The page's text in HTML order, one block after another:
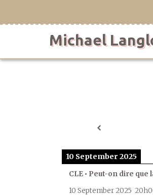
Michael
10 September 2025
CLE • Peut-on dire que
10 September 2025